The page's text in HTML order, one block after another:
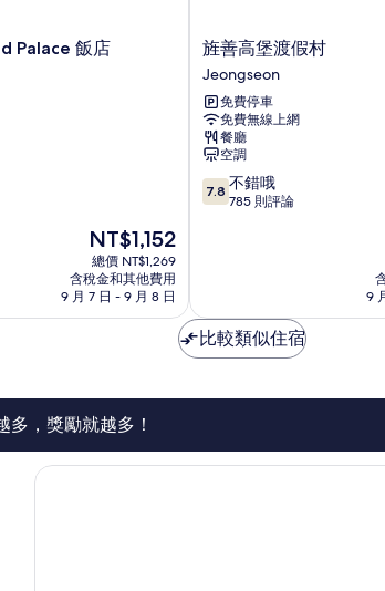
Palace 飯店
現
在
價
格
為
NT$1,152
總價 NT$1,269
含稅金和其他費用
9 月 7 日 - 9 月 8 日
旌
善
高
堡
渡
假
村
Jeongseon
旌善高堡渡假村
Jeongseon
免費停車
免費無線上網
餐廳
空調
7.8
分，
錯
哦，
785
評
7.8 不錯哦
785 則評論
9
比較類似住宿
，獎勵就越多！